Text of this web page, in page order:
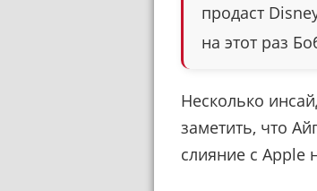
продаст
на этот раз
Несколько
заметить, что
слияние с Apple